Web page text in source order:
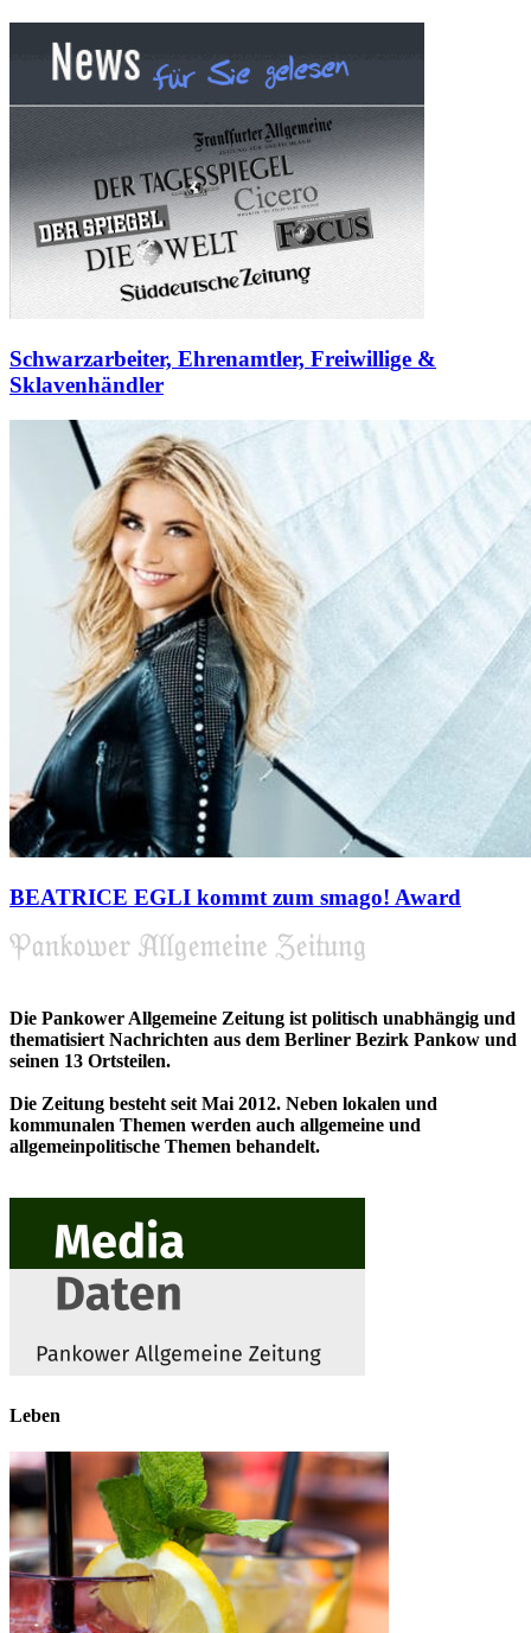
Schwarzarbeiter, Ehrenamtler, Freiwillige &
Sklavenhändler
BEATRICE EGLI kommt zum smago! Award
Die Pankower Allgemeine Zeitung ist politisch unabhängig und
thematisiert Nachrichten aus dem Berliner Bezirk Pankow und
seinen 13 Ortsteilen.
Die Zeitung besteht seit Mai 2012. Neben lokalen und
kommunalen Themen werden auch allgemeine und
allgemeinpolitische Themen behandelt.
Leben